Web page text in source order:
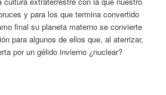
y para los que termina convertido
final su planeta materno se convierte
para algunos de ellos que, al aterrizar,
por un gélido invierno ¿nuclear?